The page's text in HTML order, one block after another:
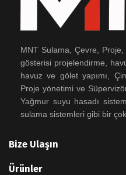
MNT Sulama, Çevre,
gösterisi projelendirme,
havuz ve gölet yapımı,
Proje yönetimi ve
Yağmur suyu hasadı
sulama sistemleri gibi bir
Bize Ulaşın
Ürünler